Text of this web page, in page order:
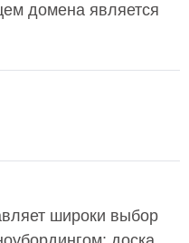
домена является
широки выбор